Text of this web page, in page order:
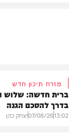
מזרח תיכון חדש
ברית חדשה: שלוש
בדרך להסכם הגנה
13:02
07/08/26יצחק כהן